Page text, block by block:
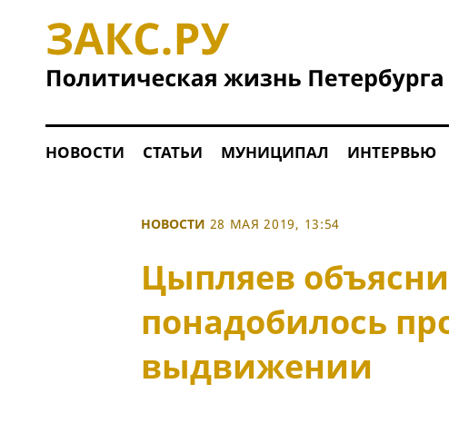
НОВОСТИ СТАТЬИ МУНИЦИПАЛ ИНТЕРВЬЮ
НОВОСТИ 28 МАЯ 2019, 13:54
Цыпляев
понадобилось
выдвижении